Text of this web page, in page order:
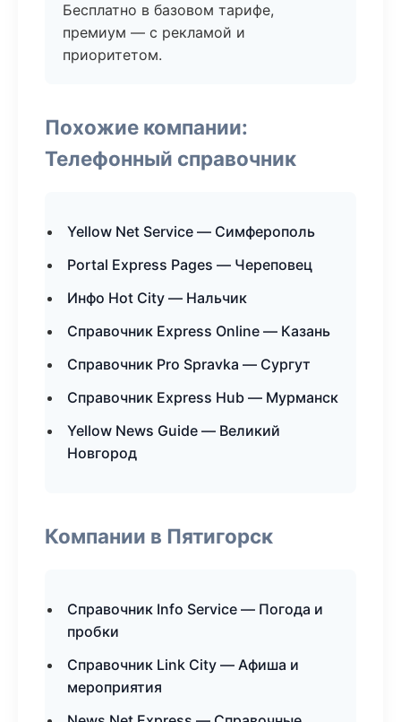
Бесплатно в базовом тарифе,
премиум — с рекламой и
приоритетом.
Похожие компании:
Телефонный справочник
Yellow Net Service — Симферополь
Portal Express Pages — Череповец
Инфо Hot City — Нальчик
Справочник Express Online — Казань
Справочник Pro Spravka — Сургут
Справочник Express Hub — Мурманск
Yellow News Guide — Великий
Новгород
Компании в Пятигорск
Справочник Info Service — Погода и
пробки
Справочник Link City — Афиша и
мероприятия